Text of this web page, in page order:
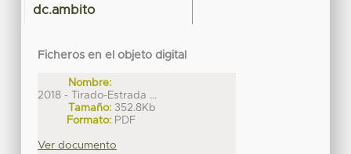
dc.ambito
Ficheros en el objeto digital
Nombre:
2018 - Tirado-Estrada ...
Tamaño: 352.8Kb
Formato: PDF
Ver documento